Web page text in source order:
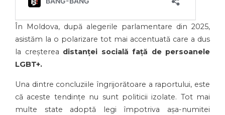
În Moldova, după alegerile parlamentare din 2025,
asistăm la o polarizare tot mai accentuată care a dus
la creșterea distanței socială față de persoanele
LGBT+.
Una dintre concluziile îngrijorătoare a raportului, este
că aceste tendințe nu sunt politicii izolate. Tot mai
multe state adoptă legi împotriva așa-numitei